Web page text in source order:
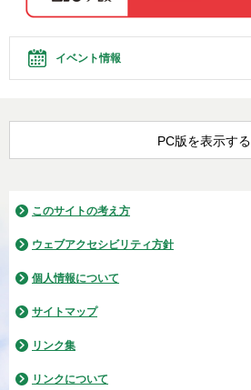
イベント情報
PC版を表示する
このサイトの考え方
ウェブアクセシビリティ方針
個人情報について
サイトマップ
リンク集
リンクについて